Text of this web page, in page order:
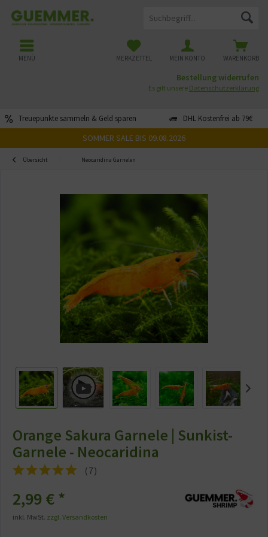
Treuepunkte sammeln & Geld sparen DHL Kostenfrei ab 79€
WARENKORB
MERKZETTEL MEIN KONTO
MENÜ
Bestellung widerrufen
Es gilt unsere Datenschutzerklärung
SOMMER SALE BIS 09.08.2026
Übersicht Neocaridina Garnelen
Orange Sakura Garnele | Sunkist-
Garnele - Neocaridina
(7)
2,99 €*
inkl. MwSt. zzgl. Versandkosten